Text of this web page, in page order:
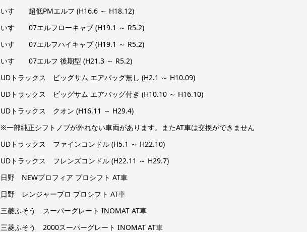
いすゞ 超低PMエルフ (H16.6 ～ H18.12)
いすゞ 07エルフローキャブ (H19.1 ～ R5.2)
いすゞ 07エルフハイキャブ (H19.1 ～ R5.2)
いすゞ 07エルフ 後期型 (H21.3 ～ R5.2)
UDトラックス ビッグサム エアバッグ無し (H2.1 ～ H10.09)
UDトラックス ビッグサム エアバッグ付き (H10.10 ～ H16.10)
UDトラックス クオン (H16.11 ～ H29.4)
※一部純正シフトノブが外れない車両があります。またAT車は交換ができません
UDトラックス ファインコンドル (H5.1 ～ H22.10)
UDトラックス フレンズコンドル (H22.11 ～ H29.7)
日野 NEWプロフィア プロシフト AT車
日野 レンジャープロ プロシフト AT車
三菱ふそう スーパーグレート INOMAT AT車
三菱ふそう 2000スーパーグレート INOMAT AT車